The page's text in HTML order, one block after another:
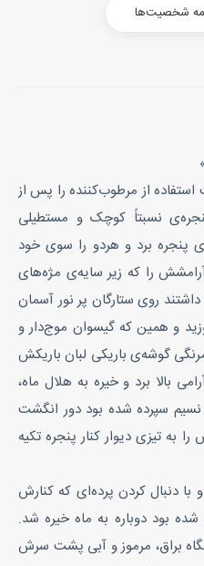
شخصیت‌ها
از مرطوب‌کننده را پس از
نسبتاً کوچک و مستطیلی
پنجره برد و هردو را سوی خود
را که زیر سایه‌ی مژه‌های
روی ستارگان پر نور آسمان
و همین که گیسوان موج‌دار و
گوشه‌ی باریکی لبان باریکش
بالا برد و خیره به هلال ماه،
سپرده شده بود دور انگشت
به تیزی دیوار کنار پنجره تکیه
دنبال کردن پرده‌ای که کنارش
بود دوباره به ماه خیره شد.
براق، مرموز و آبی پشت سرش